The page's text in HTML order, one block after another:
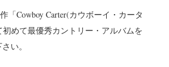
Cowboy Carter(カウボーイ・カータ
めて最優秀カントリー・アルバムを
い。